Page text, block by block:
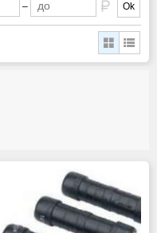
– Ok